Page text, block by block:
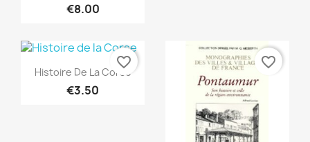
€8.00
Quick view
Histoire De La Corse
€3.50
favorite_border favorite_border